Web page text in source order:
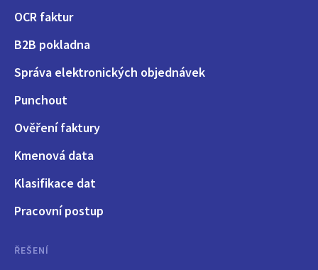
OCR faktur
B2B pokladna
Správa elektronických objednávek
Punchout
Ověření faktury
Kmenová data
Klasifikace dat
Pracovní postup
ŘEŠENÍ